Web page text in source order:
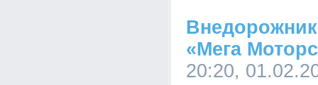
«Мега
20:20,